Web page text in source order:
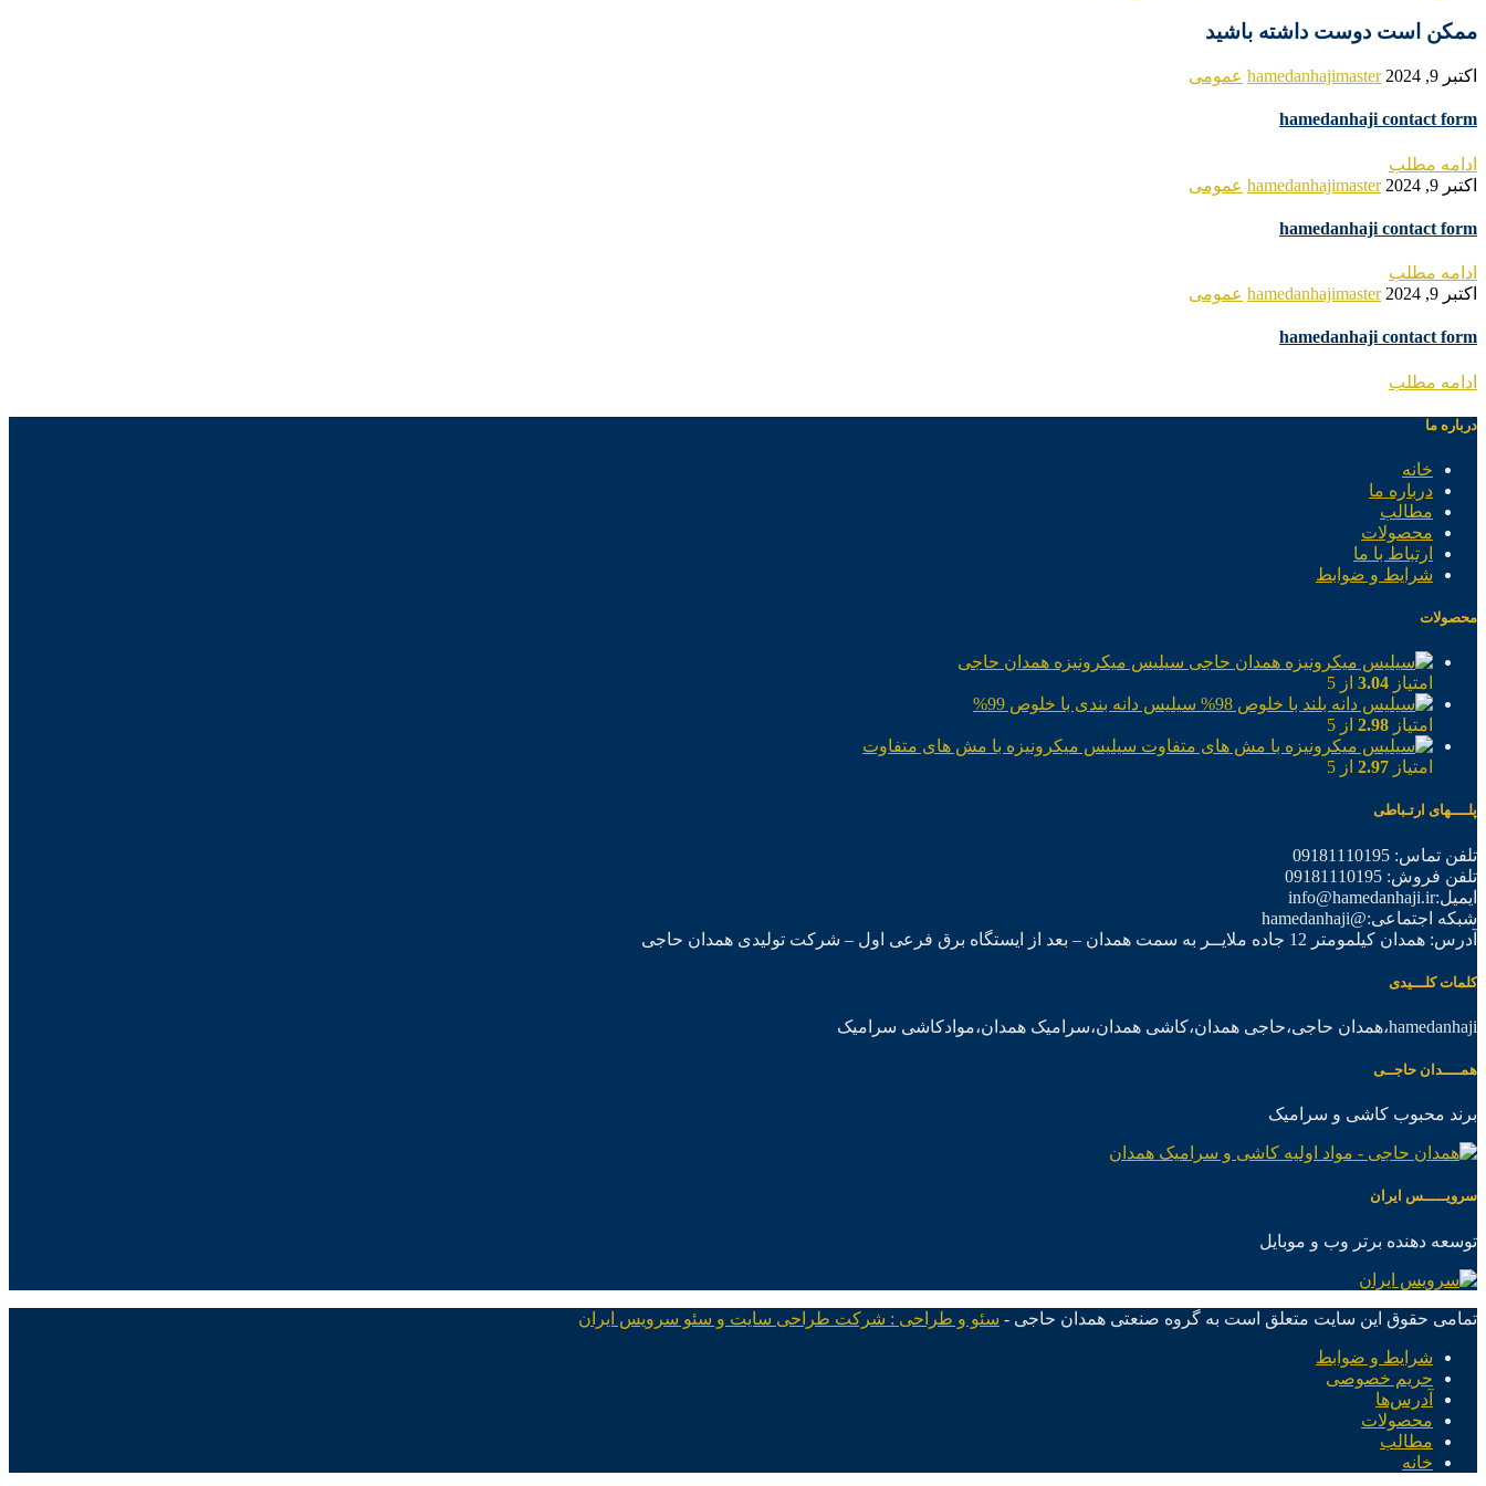
ممکن است دوست داشته باشید
اکتبر 9, 2024 hamedanhajimaster عمومی
hamedanhaji contact form
ادامه مطلب
اکتبر 9, 2024
hamedanhajimaster عمومی
hamedanhaji contact form
ادامه مطلب
اکتبر 9, 2024
hamedanhajimaster عمومی
hamedanhaji contact form
ادامه مطلب
درباره ما
خانه
درباره ما
مطالب
محصولات
ارتباط با ما
شرایط و ضوابط
محصولات
سیلیس میکرونیزه همدان حاجی
امتیاز 3.04 از 5
سیلیس دانه بندی با خلوص 99%
امتیاز 2.98 از 5
سیلیس میکرونیزه با مش های متفاوت
امتیاز 2.97 از 5
پلــــهای ارتـباطی
تلفن تماس: 09181110195
تلفن فروش: 09181110195
ایمیل:info@hamedanhaji.ir
شبکه اجتماعی:@hamedanhaji
آدرس: همدان کیلمومتر 12 جاده ملایــر به سمت همدان – بعد از ایستگاه برق فرعی اول – شرکت تولیدی همدان حاجی
کلمات کلـــیدی
hamedanhaji،همدان حاجی،حاجی همدان،کاشی همدان،سرامیک همدان،موادکاشی سرامیک
همــــدان حاجــی
برند محبوب کاشی و سرامیک
سرویـــــس ایران
توسعه دهنده برتر وب و موبایل
تمامی حقوق این سایت متعلق است به گروه صنعتی همدان حاجی - سئو و طراحی : شرکت طراحی سایت و سئو سرویس ایران
شرایط و ضوابط
حریم خصوصی
آدرس‌ها
محصولات
مطالب
خانه